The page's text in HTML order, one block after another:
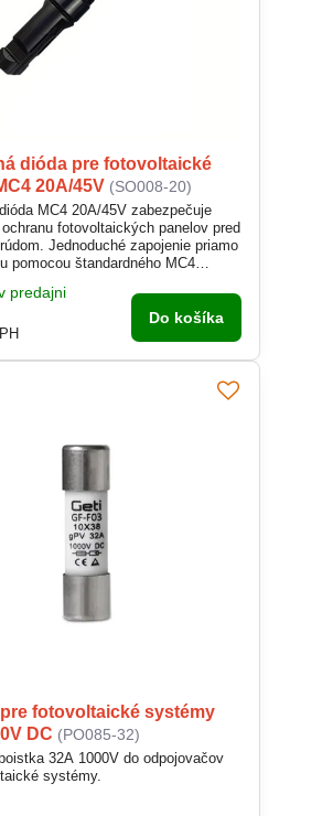
dióda pre fotovoltaické
20A/45V (SO008-20)
MC4 20A/45V zabezpečuje
fotovoltaických panelov pred
Jednoduché zapojenie priamo
pomocou štandardného MC4
ktorá zaručuje bezpečnú
Ideálna pre solárne systémy s
a napätím do 45V.
predajni
Do košíka
fotovoltaické systémy
DC (PO085-32)
32A 1000V do odpojovačov
systémy.